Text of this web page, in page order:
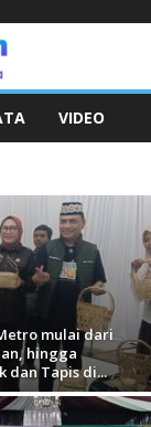
VIDEO
mulai dari
hingga
dan Tapis di...